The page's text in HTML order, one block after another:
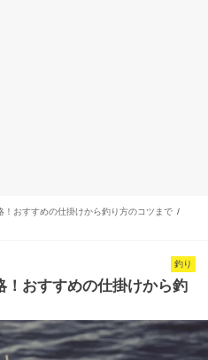
！おすすめの仕掛けから釣り方のコツまで
釣り
！おすすめの仕掛けから釣